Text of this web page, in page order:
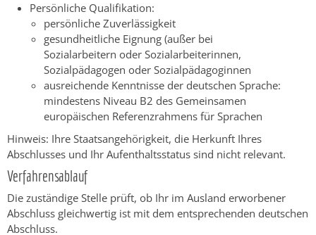
Persönliche Qualifikation:
persönliche Zuverlässigkeit
gesundheitliche Eignung (außer bei
Sozialarbeitern oder Sozialarbeiterinnen,
Sozialpädagogen oder Sozialpädagoginnen
ausreichende Kenntnisse der deutschen Sprache:
mindestens Niveau B2 des Gemeinsamen
europäischen Referenzrahmens für Sprachen
Hinweis: Ihre Staatsangehörigkeit, die Herkunft Ihres
Abschlusses und Ihr Aufenthaltsstatus sind nicht relevant.
Verfahrensablauf
Die zuständige Stelle prüft, ob Ihr im Ausland erworbener
Abschluss gleichwertig ist mit dem entsprechenden deutschen
Abschluss.